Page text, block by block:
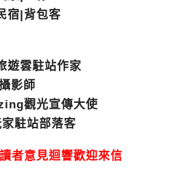
宿|背包客
遊雲駐站作家
影師
觀光宣傳大使
駐站部落客
者意見迴響歡迎來信